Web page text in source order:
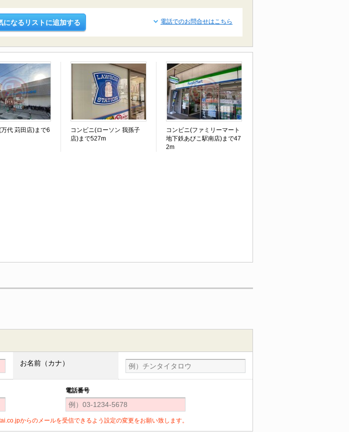
になるリストに追加する 電話でのお問合せはこちら
万代 苅田店)まで6
コンビニ(ローソン 我孫子
店)まで527m
コンビニ(ファミリーマート
地下鉄あびこ駅南店)まで47
2m
お名前（カナ）
電話番号
からのメールを受信できるよう設定の変更をお願い致します。